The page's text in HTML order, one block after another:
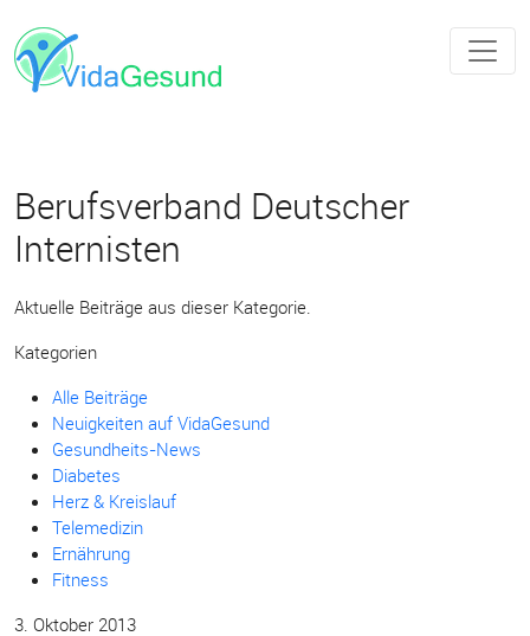
Berufsverband Deutscher
Internisten
Aktuelle Beiträge aus dieser Kategorie.
Kategorien
Alle Beiträge
Neuigkeiten auf VidaGesund
Gesundheits-News
Diabetes
Herz & Kreislauf
Telemedizin
Ernährung
Fitness
3. Oktober 2013